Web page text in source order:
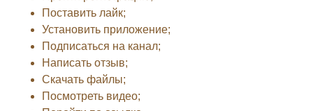
Поставить лайк;
Установить приложение;
Подписаться на канал;
Написать отзыв;
Скачать файлы;
Посмотреть видео;